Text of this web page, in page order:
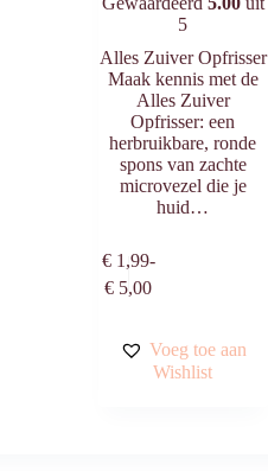
5
Alles Zuiver Opfrisser
Maak kennis met de
Alles Zuiver
Opfrisser: een
herbruikbare, ronde
spons van zachte
microvezel die je
huid…
€1,99-
€ 5,00
Prijsklasse:
€ 5,00
Dit
product
heeft
variaties. Voeg toe aan
Wishlist